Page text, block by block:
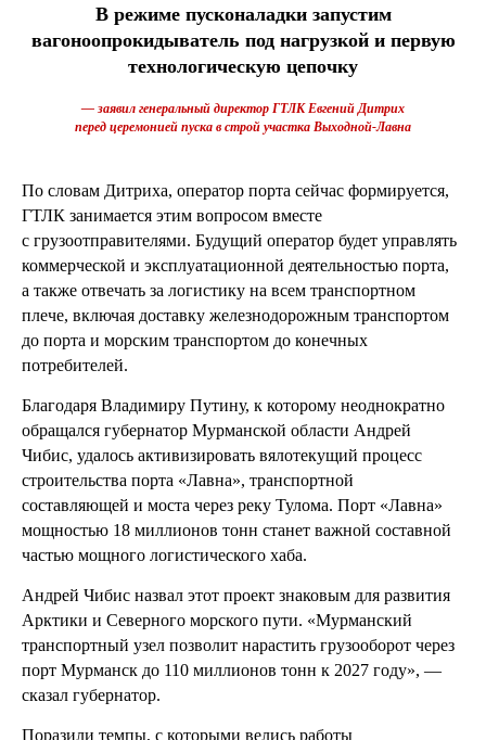
В режиме пусконаладки запустим
вагоноопрокидыватель под нагрузкой и первую
технологическую цепочку
— заявил генеральный директор ГТЛК Евгений Дитрих
перед церемонией пуска в строй участка Выходной-Лавна
По словам Дитриха, оператор порта сейчас формируется,
ГТЛК занимается этим вопросом вместе
с грузоотправителями. Будущий оператор будет управлять
коммерческой и эксплуатационной деятельностью порта,
а также отвечать за логистику на всем транспортном
плече, включая доставку железнодорожным транспортом
до порта и морским транспортом до конечных
потребителей.
Благодаря Владимиру Путину, к которому неоднократно
обращался губернатор Мурманской области Андрей
Чибис, удалось активизировать вялотекущий процесс
строительства порта «Лавна», транспортной
составляющей и моста через реку Тулома. Порт «Лавна»
мощностью 18 миллионов тонн станет важной составной
частью мощного логистического хаба.
Андрей Чибис назвал этот проект знаковым для развития
Арктики и Северного морского пути. «Мурманский
транспортный узел позволит нарастить грузооборот через
порт Мурманск до 110 миллионов тонн к 2027 году», —
сказал губернатор.
Поразили темпы, с которыми велись работы